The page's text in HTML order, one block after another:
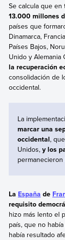
Se calcula que en
13.000 millones
países que
Dinamarca,
Países Bajos,
Unido y Alemania
la recuperación
consolidación de
occidental.
La
marcar una
occidental,
Unidos, y los
La España de
requisito
hizo más lento el
país, que no
había resultado